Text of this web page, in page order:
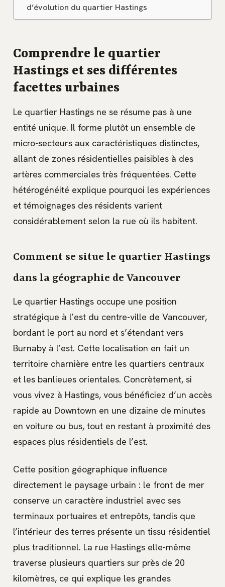
d’évolution du quartier Hastings
Comprendre le quartier
Hastings et ses différentes
facettes urbaines
Le quartier Hastings ne se résume pas à une
entité unique. Il forme plutôt un ensemble de
micro-secteurs aux caractéristiques distinctes,
allant de zones résidentielles paisibles à des
artères commerciales très fréquentées. Cette
hétérogénéité explique pourquoi les expériences
et témoignages des résidents varient
considérablement selon la rue où ils habitent.
Comment se situe le quartier Hastings
dans la géographie de Vancouver
Le quartier Hastings occupe une position
stratégique à l’est du centre-ville de Vancouver,
bordant le port au nord et s’étendant vers
Burnaby à l’est. Cette localisation en fait un
territoire charnière entre les quartiers centraux
et les banlieues orientales. Concrètement, si
vous vivez à Hastings, vous bénéficiez d’un accès
rapide au Downtown en une dizaine de minutes
en voiture ou bus, tout en restant à proximité des
espaces plus résidentiels de l’est.
Cette position géographique influence
directement le paysage urbain : le front de mer
conserve un caractère industriel avec ses
terminaux portuaires et entrepôts, tandis que
l’intérieur des terres présente un tissu résidentiel
plus traditionnel. La rue Hastings elle-même
traverse plusieurs quartiers sur près de 20
kilomètres, ce qui explique les grandes